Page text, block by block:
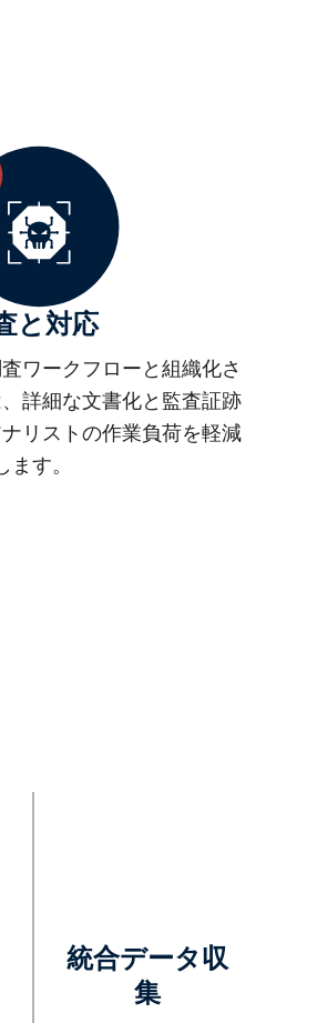
と対応
ワークフローと組織化さ
詳細な文書化と監査証跡
リストの作業負荷を軽減
ます。
統合データ収
集